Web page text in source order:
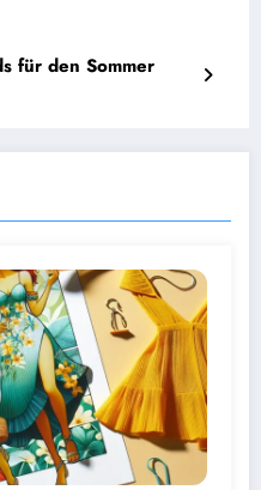
für den Sommer